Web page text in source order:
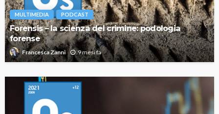
MULTIMEDIA PODCAST
Forensis – la scienza del crimine: podologia
forense
Francesca Zanni 9 mesi fa